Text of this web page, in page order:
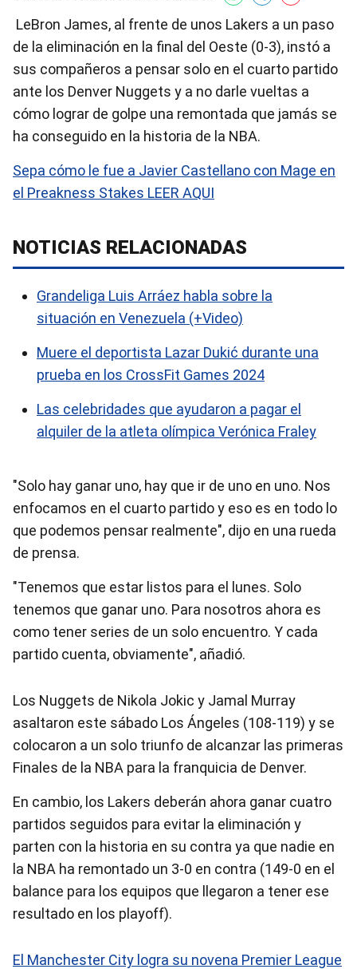
LeBron James, al frente de unos Lakers a un paso
de la eliminación en la final del Oeste (0-3), instó a
sus compañeros a pensar solo en el cuarto partido
ante los Denver Nuggets y a no darle vueltas a
cómo lograr de golpe una remontada que jamás se
ha conseguido en la historia de la NBA.
Sepa cómo le fue a Javier Castellano con Mage en
el Preakness Stakes LEER AQUI
NOTICIAS RELACIONADAS
Grandeliga Luis Arráez habla sobre la
situación en Venezuela (+Video)
Muere el deportista Lazar Dukić durante una
prueba en los CrossFit Games 2024
Las celebridades que ayudaron a pagar el
alquiler de la atleta olímpica Verónica Fraley
"Solo hay ganar uno, hay que ir de uno en uno. Nos
enfocamos en el cuarto partido y eso es en todo lo
que podemos pensar realmente", dijo en una rueda
de prensa.
"Tenemos que estar listos para el lunes. Solo
tenemos que ganar uno. Para nosotros ahora es
como tener series de un solo encuentro. Y cada
partido cuenta, obviamente", añadió.
Los Nuggets de Nikola Jokic y Jamal Murray
asaltaron este sábado Los Ángeles (108-119) y se
colocaron a un solo triunfo de alcanzar las primeras
Finales de la NBA para la franquicia de Denver.
En cambio, los Lakers deberán ahora ganar cuatro
partidos seguidos para evitar la eliminación y
parten con la historia en su contra ya que nadie en
la NBA ha remontado un 3-0 en contra (149-0 en el
balance para los equipos que llegaron a tener ese
resultado en los playoff).
El Manchester City logra su novena Premier League